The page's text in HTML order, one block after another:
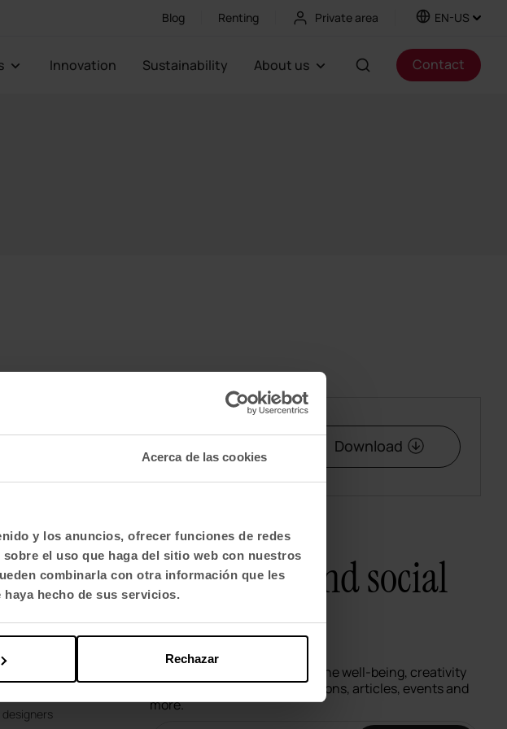
Acerca de las cookies
y los anuncios, ofrecer funciones de redes
el uso que haga del sitio web con nuestros
combinarla con otra información que les
hecho de sus servicios.
Rechazar
Blog Renting Private area EN-US
Innovation Sustainability About us Contact
Download
Newsletter and social
networks
We tell you how spaces redefine well-being, creativity
and productivity: new collections, articles, events and
more.